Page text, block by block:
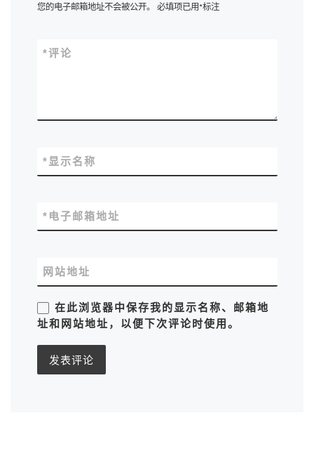
您的电子邮箱地址不会被公开。 必填项已用*标注
评论
*
显示名称
*
电子邮箱地址
*
网站地址
在此浏览器中保存我的显示名称、邮箱地
址和网站地址，以便下次评论时使用。